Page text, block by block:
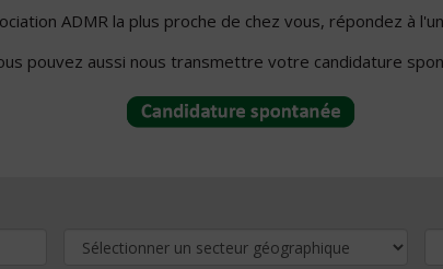
ADMR la plus proche de chez vous, répondez à
pouvez aussi nous transmettre votre candidature